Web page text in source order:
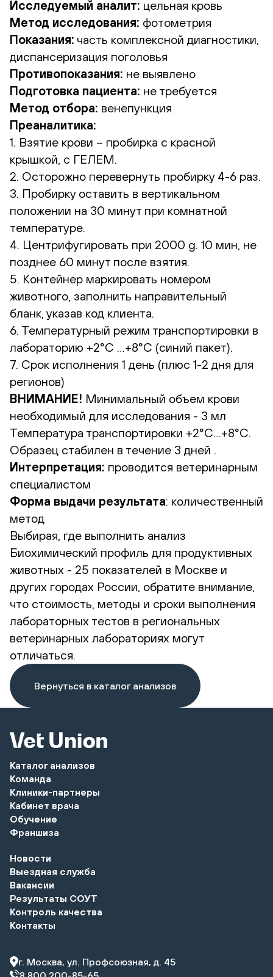
Исследуемый аналит: цельная кровь
Метод исследования: фотометрия
Показания: часть комплексной диагностики,
диспансеризация поголовья
Противопоказания: не выявлено
Подготовка пациента: не требуется
Метод отбора: венепункция
Преаналитика:
1. Взятие крови – пробирка с красной
крышкой, с ГЕЛЕМ.
2. Осторожно перевернуть пробирку 4-6 раз.
3. Пробирку оставить в вертикальном
положении на 30 минут при комнатной
температуре.
4. Центрифугировать при 2000 g. 10 мин, не
позднее 60 минут после взятия.
5. Контейнер маркировать номером
животного, заполнить направительный
бланк, указав код клиента.
6. Температурный режим транспортировки в
лабораторию +2°С …+8°С (синий пакет).
7. Срок исполнения 1 день (плюс 1-2 дня для
регионов)
ВНИМАНИЕ! Минимальный объем крови
необходимый для исследования - 3 мл
Температура транспортировки +2°С…+8°С.
Образец стабилен в течение 3 дней .
Интерпретация: проводится ветеринарным
специалистом
Форма выдачи результата: количественный
метод
Выбирая, где выполнить анализ
Биохимический профиль для продуктивных
животных - 25 показателей в Москве и
других городах России, обратите внимание,
что стоимость, методы и сроки выполнения
лабораторных тестов в региональных
ветеринарных лабораториях могут
отличаться.
Вернуться в каталог анализов
Каталог анализов
Команда
Клиники-партнеры
Кабинет врача
Обучение
Франшиза
Новости
Выездная служба
Вакансии
Результаты СОУТ
Контроль качества
Контакты
г. Москва, ул. Профсоюзная, д. 45